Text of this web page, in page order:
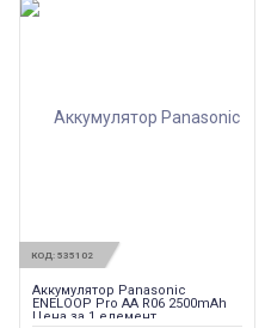
КОД: 535102
Аккумулятор Panasonic
ENELOOP Pro АА R06 2500mAh
Цена за 1 елемент